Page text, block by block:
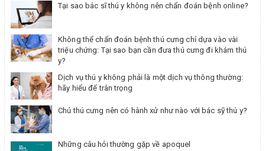
Tại sao bác sĩ thú y không nên chẩn đoán bệnh online?
Không thể chẩn đoán bệnh thú cưng chỉ dựa vào vài
triệu chứng: Tại sao bạn cần đưa thú cưng đi khám thú
y?
Dịch vụ thú y không phải là một dịch vụ thông thường:
hãy hiểu để trân trọng
Chủ thú cưng nên có hành xử như nào với bác sỹ thú y?
Những câu hỏi thường gặp về apoquel